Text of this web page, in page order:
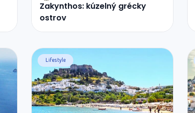
Zakynthos: kúzelný grécky
ostrov
Lifestyle